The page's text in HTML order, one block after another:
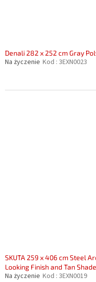
Denali 282 x 252 cm Gray
Na życzenie Kod : 3EXN0023
SKUTA 259 x 406 cm Steel
Looking Finish and Tan Shade
Na życzenie Kod : 3EXN0019